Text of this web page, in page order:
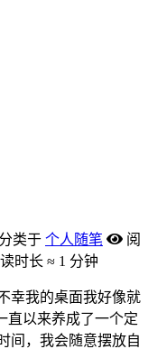
分类于 个人随笔
阅
时长 ≈ 1 分钟
幸我的桌面我好像就
直以来养成了一个定
间，我会随意摆放自